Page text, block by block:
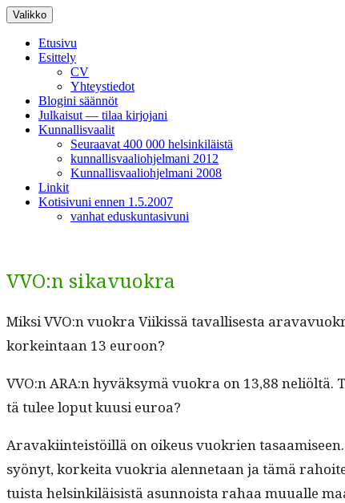
Siirry
sisältöön
Valikko
Etusivu
Esittely
CV
Yhteystiedot
Blogini säännöt
Julkaisut — tilaa kirjojani
Kunnallisvaalit
Seuraavat 400 000 helsinkiläistä
kunnallisvaaliohjelmani 2012
Kunnallisvaaliohjelmani 2008
Linkit
Kotisivuni ennen 1.5.2007
vanhat eduskuntasivuni
VVO:n sikavuokra
Mik­si VVO:n vuokra Viikissä taval­lis­es­ta
korkein­taan 13 euroon?
VVO:n ARA:n hyväksymä vuokra on 13,88
tä tulee lop­ut kuusi euroa?
Aravaki­in­teistöil­lä on oikeus vuokrien
syönyt, korkei­ta vuokria alen­netaan ja tämä
tu­ista helsinkiläi­sistä asun­noista rahaa muualle